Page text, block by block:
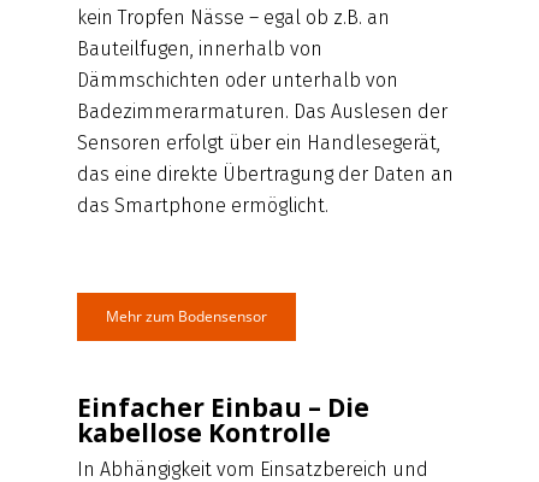
kein Tropfen Nässe – egal ob z.B. an
Bauteilfugen, innerhalb von
Dämmschichten oder unterhalb von
Badezimmerarmaturen. Das Auslesen der
Sensoren erfolgt über ein Handlesegerät,
das eine direkte Übertragung der Daten an
das Smartphone ermöglicht.
Mehr zum Bodensensor
Einfacher Einbau – Die
kabellose Kontrolle
In Abhängigkeit vom Einsatzbereich und